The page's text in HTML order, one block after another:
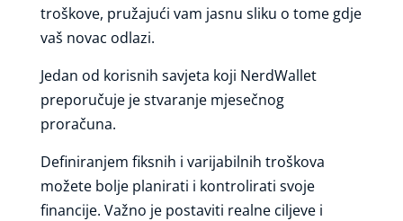
troškove, pružajući vam jasnu sliku o tome gdje
vaš novac odlazi.
Jedan od korisnih savjeta koji NerdWallet
preporučuje je stvaranje mjesečnog
proračuna.
Definiranjem fiksnih i varijabilnih troškova
možete bolje planirati i kontrolirati svoje
financije. Važno je postaviti realne ciljeve i